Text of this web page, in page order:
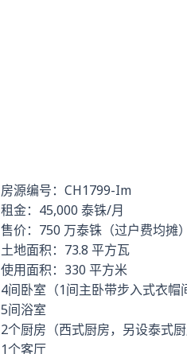
房源编号：CH1799-Im
租金：45,000 泰铢/月
售价：750 万泰铢（过户费均摊）
土地面积：73.8 平方瓦
使用面积：330 平方米
4间卧室（1间主卧带步入式衣帽
5间浴室
2个厨房（西式厨房，另设泰式厨